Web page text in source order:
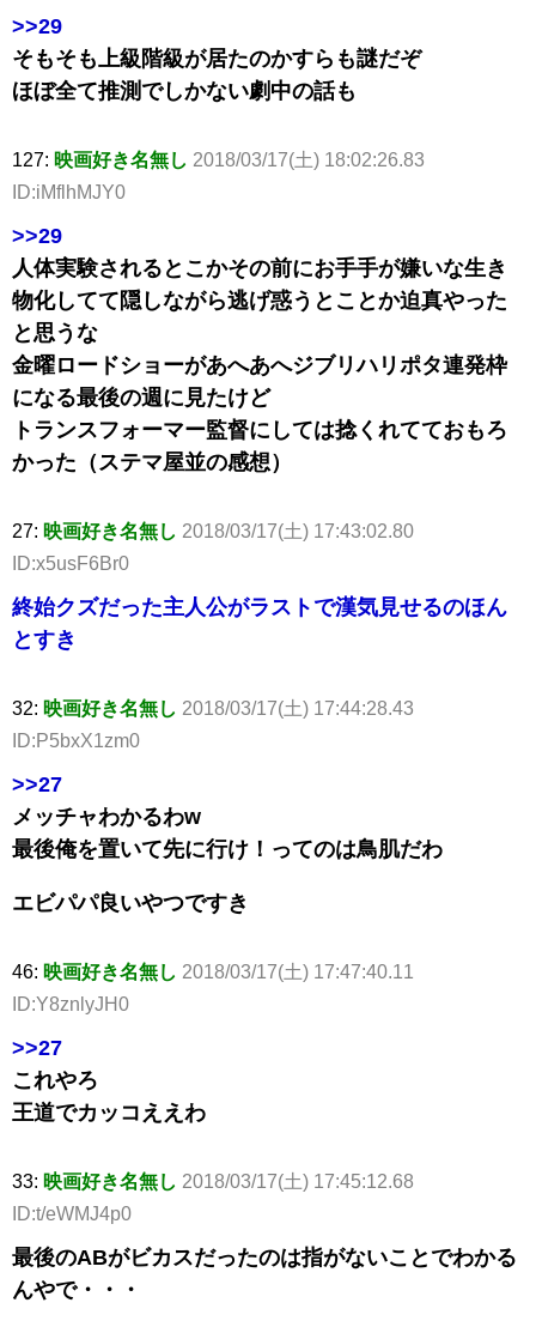
>>29
そもそも上級階級が居たのかすらも謎だぞ
ほぼ全て推測でしかない劇中の話も
127: 映画好き名無し 2018/03/17(土) 18:02:26.83
ID:iMflhMJY0
>>29
人体実験されるとこかその前にお手手が嫌いな生き
物化してて隠しながら逃げ惑うとことか迫真やった
と思うな
金曜ロードショーがあへあへジブリハリポタ連発枠
になる最後の週に見たけど
トランスフォーマー監督にしては捻くれてておもろ
かった（ステマ屋並の感想）
27: 映画好き名無し 2018/03/17(土) 17:43:02.80
ID:x5usF6Br0
終始クズだった主人公がラストで漢気見せるのほん
とすき
32: 映画好き名無し 2018/03/17(土) 17:44:28.43
ID:P5bxX1zm0
>>27
メッチャわかるわw
最後俺を置いて先に行け！ってのは鳥肌だわ
エビパパ良いやつですき
46: 映画好き名無し 2018/03/17(土) 17:47:40.11
ID:Y8znlyJH0
>>27
これやろ
王道でカッコええわ
33: 映画好き名無し 2018/03/17(土) 17:45:12.68
ID:t/eWMJ4p0
最後のABがビカスだったのは指がないことでわかる
んやで・・・